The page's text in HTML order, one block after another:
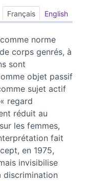
Français English
norme
corps genrés, à
sont
objet passif
sujet actif
regard
réduit au
les femmes,
fait
en 1975,
invisibilise
discrimination